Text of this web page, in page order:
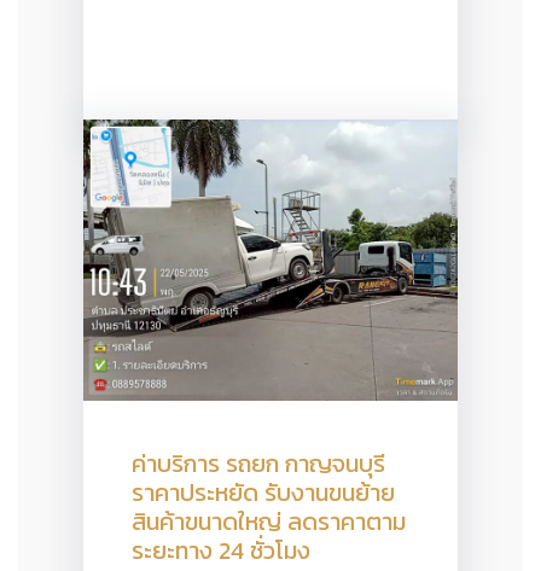
ค่าบริการ รถยก กาญจนบุรี
ราคาประหยัด รับงานขนย้าย
สินค้าขนาดใหญ่ ลดราคาตาม
ระยะทาง 24 ชั่วโมง